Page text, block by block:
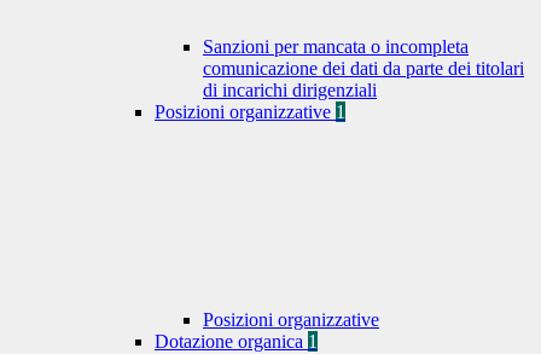
Sanzioni per mancata o incompleta
comunicazione dei dati da parte dei titolari
di incarichi dirigenziali
Posizioni organizzative 1
Posizioni organizzative
Dotazione organica 1